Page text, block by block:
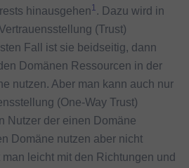
hinausgehen1 . Dazu wird in
(Trust)
Fall ist sie beidseitig, dann
Domänen Ressourcen in der
nutzen. Aber man kann auch nur
(One-Way Trust)
Nutzer der einen Domäne
Domäne nutzen aber nicht
leicht mit den Richtungen und